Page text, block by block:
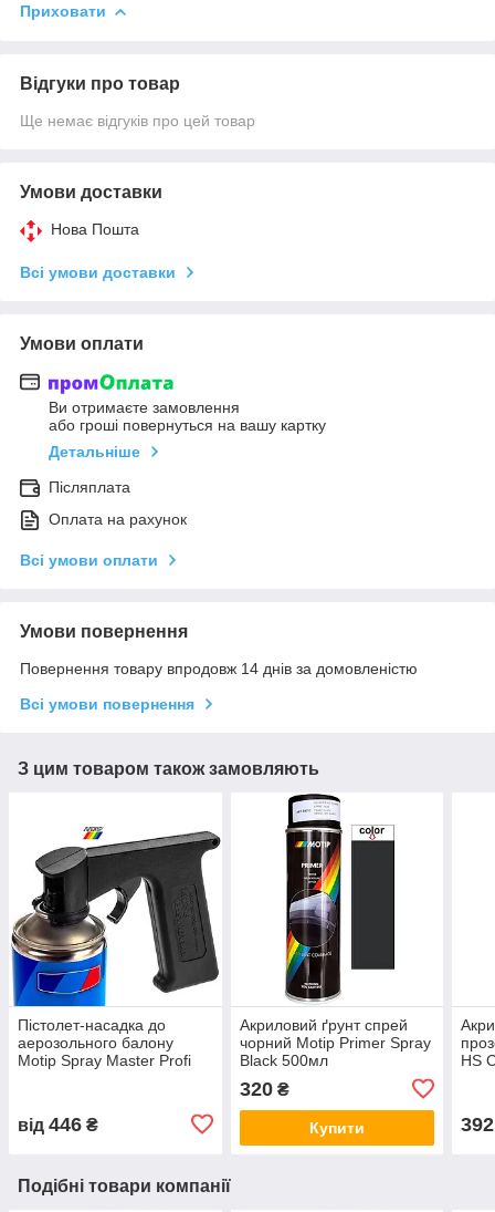
Приховати
Відгуки про товар
Ще немає відгуків про цей товар
Умови доставки
Нова Пошта
Всі умови доставки
Умови оплати
Ви отримаєте замовлення
або гроші повернуться на вашу картку
Детальніше
Післяплата
Оплата на рахунок
Всі умови оплати
Умови повернення
Повернення товару впродовж 14 днів за домовленістю
Всі умови повернення
З цим товаром також замовляють
Пістолет-насадка до
аерозольного балону
Motip Spray Master Profi
від 446 ₴
Акриловий ґрунт спрей
чорний Motip Primer Spray
Black 500мл
320₴
Купити
HS
392
Подібні товари компанії